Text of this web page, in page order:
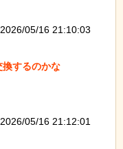
05/16 21:10:03
するのかな
05/16 21:12:01